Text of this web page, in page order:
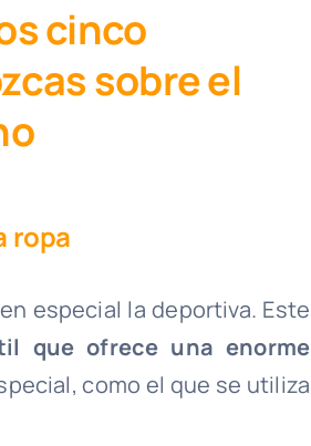
cinco
sobre el
ropa
especial la deportiva. Este
que ofrece una enorme
como el que se utiliza